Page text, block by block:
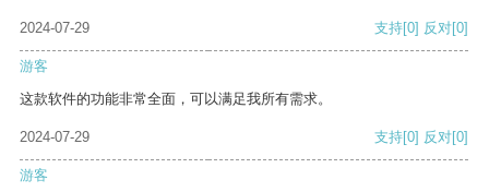
2024-07-29 支持[0] 反对[0]
游客
这款软件的功能非常全面，可以满足我所有需求。
2024-07-29 支持[0] 反对[0]
游客